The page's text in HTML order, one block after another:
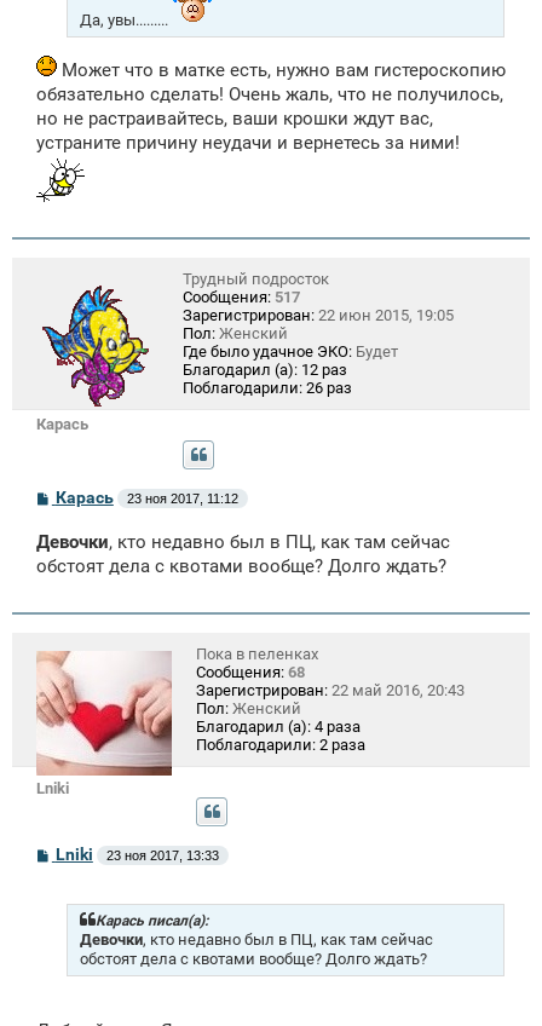
Да, увы.........
Может что в матке есть, нужно вам гистероскопию
обязательно сделать! Очень жаль, что не получилось,
но не растраивайтесь, ваши крошки ждут вас,
устраните причину неудачи и вернетесь за ними!
Карась
Трудный подросток
Сообщения: 517
Зарегистрирован: 22 июн 2015, 19:05
Пол: Женский
Где было удачное ЭКО: Будет
Благодарил (а): 12 раз
Поблагодарили: 26 раз
С
о
б
щ
и
Карась 23 ноя 2017, 11:12
Девочки, кто недавно был в ПЦ, как там сейчас
обстоят дела с квотами вообще? Долго ждать?
Lniki
Пока в пеленках
Сообщения: 68
Зарегистрирован: 22 май 2016, 20:43
Пол: Женский
Благодарил (а): 4 раза
Поблагодарили: 2 раза
С
о
Lniki 23 ноя 2017, 13:33
Карась писал(а):
Девочки, кто недавно был в ПЦ, как там сейчас
обстоят дела с квотами вообще? Долго ждать?